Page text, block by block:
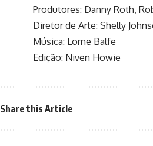
Produtores: Danny Roth,
Diretor de Arte: Shelly
Música: Lorne Balfe
Edição: Niven Howie
Share this Article